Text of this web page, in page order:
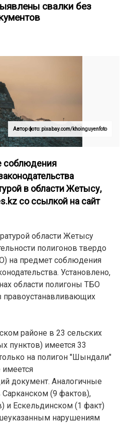
свалки без
Автор фото: pixabay.com/khoinguyenfoto
соблюдения
в области Жетысу,
со ссылкой на сайт
области Жетысу
полигонов твердо
на предмет соблюдения
Установлено,
области полигоны ТБО
правоустанавливающих
районе в 23 сельских
пунктов) имеется 33
на полигон "Шындали"
документ. Аналогичные
(9 фактов),
и Ескельдинском (1 факт)
нарушениям